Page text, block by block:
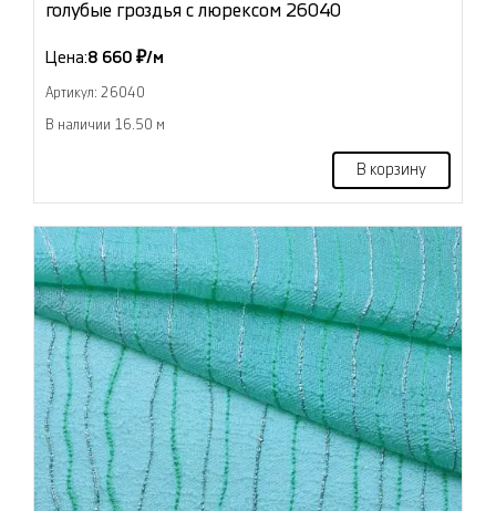
голубые гроздья с люрексом 26040
Цена:8 660 ₽/м
Артикул: 26040
В наличии 16.50 м
В корзину